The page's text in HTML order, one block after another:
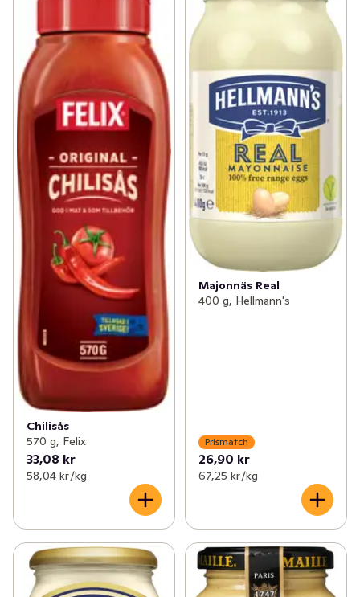
Chilisås
570 g, Felix
33,08 kr
58,04 kr /kg
Majonnäs Real
400 g, Hellmann's
Prismatch
26,90 kr
67,25 kr /kg